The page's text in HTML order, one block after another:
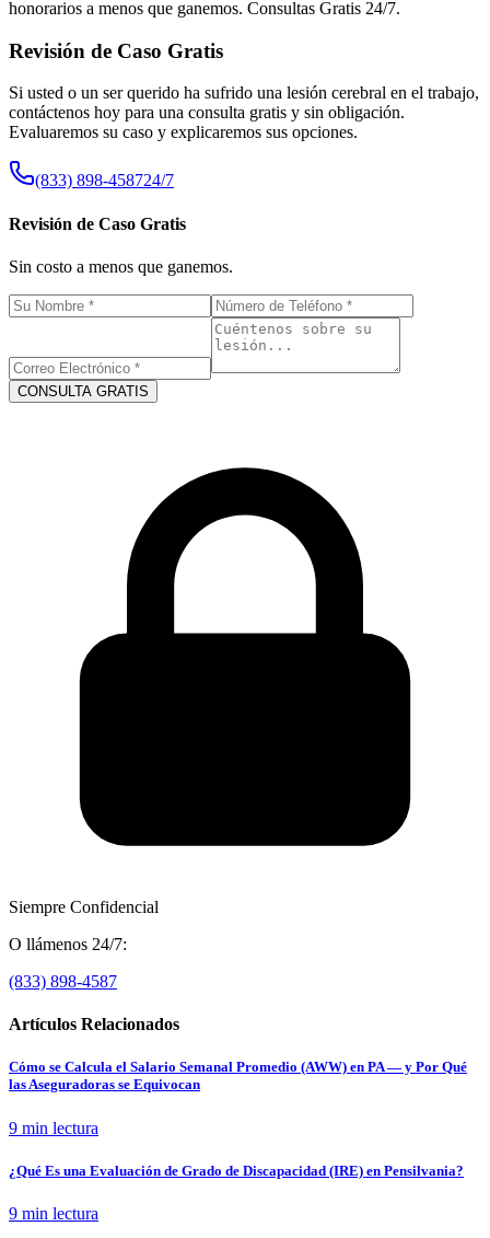
honorarios a menos que ganemos. Consultas Gratis 24/7.
Revisión de Caso Gratis
Si usted o un ser querido ha sufrido una lesión cerebral en el trabajo,
contáctenos hoy para una consulta gratis y sin obligación.
Evaluaremos su caso y explicaremos sus opciones.
(833) 898-458724/7
Revisión de Caso Gratis
Sin costo a menos que ganemos.
CONSULTA GRATIS
Siempre Confidencial
O llámenos 24/7:
(833) 898-4587
Artículos Relacionados
Cómo se Calcula el Salario Semanal Promedio (AWW) en PA — y Por Qué
las Aseguradoras se Equivocan
9 min lectura
¿Qué Es una Evaluación de Grado de Discapacidad (IRE) en Pensilvania?
9 min lectura